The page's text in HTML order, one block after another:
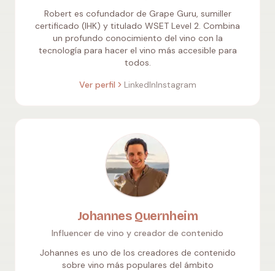
Robert es cofundador de Grape Guru, sumiller
certificado (IHK) y titulado WSET Level 2. Combina
un profundo conocimiento del vino con la
tecnología para hacer el vino más accesible para
todos.
Ver perfil
LinkedInInstagram
Johannes Quernheim
Influencer de vino y creador de contenido
Johannes es uno de los creadores de contenido
sobre vino más populares del ámbito